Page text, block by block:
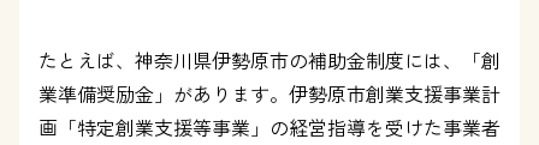
たとえば、神奈川県伊勢原市の補助金制度には、「創
業準備奨励金」があります。伊勢原市創業支援事業計
画「特定創業支援等事業」の経営指導を受けた事業者